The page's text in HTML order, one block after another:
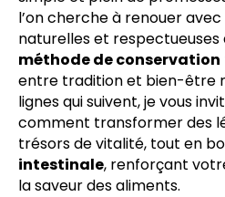
l’on cherche à renouer
naturelles et
méthode de conservation
entre tradition et bien-être
lignes qui suivent, je vous
comment transformer des
trésors de vitalité, tout en
intestinale, renforçant
la saveur des aliments.